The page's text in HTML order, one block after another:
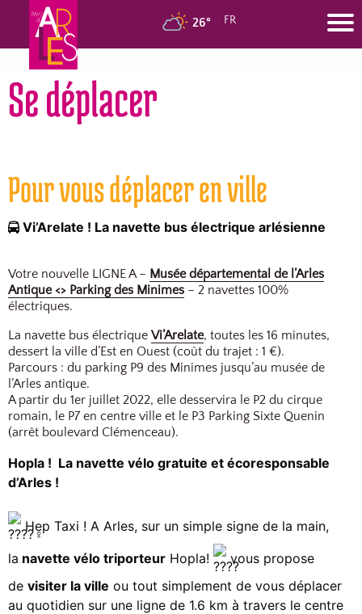
26° FR
Se déplacer
Pour vous déplacer en ville
Vi’Arelate ! La navette bus électrique arlésienne
Votre nouvelle LIGNE A – Musée départemental de l’Arles
Antique <> Parking des Minimes – 2 navettes 100%
électriques.
La navette bus électrique Vi’Arelate, toutes les 16 minutes,
dessert la ville d’Est en Ouest (coût du trajet : 1 €).
Parcours : du parking P9 des Minimes jusqu’au musée de
l’Arles antique.
A partir du 1er juillet 2022, elle desservira le P2 du cirque
romain, le P7 en centre ville et le P3 Parking Sixte Quenin
(arrêt boulevard Clémenceau).
Hopla ! La navette vélo gratuite et écoresponsable
d’Arles !
Hep Taxi ! A Arles, sur un simple signe de la main,
la navette vélo triporteur Hopla!
vous propose
de visiter la ville ou tout simplement de vous déplacer
au quotidien sur une ligne de 1.6 km à travers le centre